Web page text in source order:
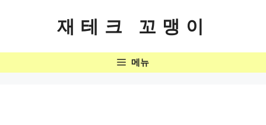
로
재테크 꼬맹이
메뉴